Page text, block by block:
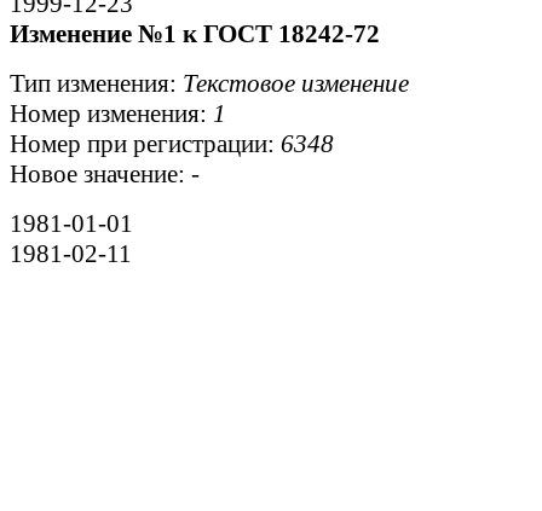
Изменение №1 к ГОСТ 18242-72
Тип изменения: Текстовое изменение
Номер изменения: 1
Номер при регистрации: 6348
Новое значение: -
1981-01-01
1981-02-11